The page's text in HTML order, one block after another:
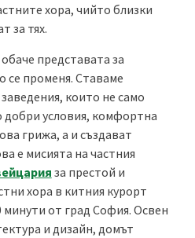
хора, чийто близки
за тях.
представата за
се променя. Ставаме
които не само
добри условия, комфортна
грижа, а и създават
е мисията на частния
за престой и
хора в китния курорт
от град София. Освен
и дизайн, домът